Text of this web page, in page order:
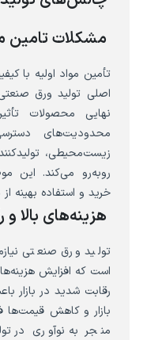
مشکلات تامین
تأمین مواد اولیه با
اصلی تولید ورق
نهایی محصولات
محدودیت‌های
زیست‌محیطی،
روبه‌رو می‌کند. این
خرید و استفاده بهینه
هزینه‌های بالا و
تولید ورق صنعتی
است که افزایش
رقابت شدید در بازار
بازار و کاهش قیمت‌ها
منجر به نوآوری در